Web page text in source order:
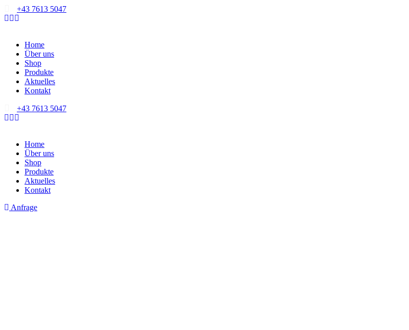
+43 7613 5047
Home
Über uns
Shop
Produkte
Aktuelles
Kontakt
+43 7613 5047
Home
Über uns
Shop
Produkte
Aktuelles
Kontakt
Anfrage